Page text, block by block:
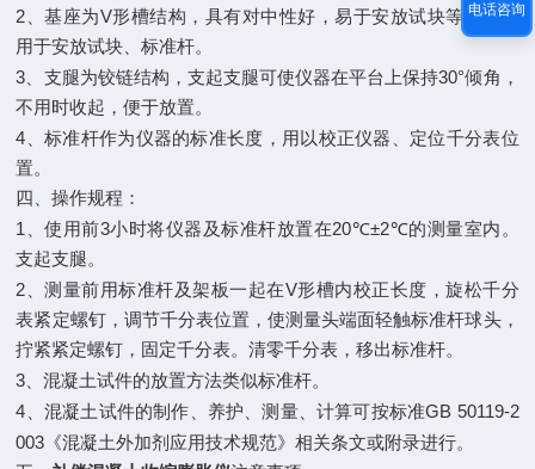
2 、基座为V形槽结构，具有对中性好，易于安放试块等优点，
用于安放试块、标准杆。
3 、支腿为铰链结构，支起支腿可使仪器在平台上保持30°倾角，
不用时收起，便于放置。
4 、标准杆作为仪器的标准长度，用以校正仪器、定位千分表位
置。
四、操作规程：
1 、使用前3小时将仪器及标准杆放置在20℃±2℃的测量室内。
支起支腿。
2 、测量前用标准杆及架板一起在V形槽内校正长度，旋松千分
表紧定螺钉，调节千分表位置，使测量头端面轻触标准杆球头，
拧紧紧定螺钉，固定千分表。清零千分表，移出标准杆。
3 、混凝土试件的放置方法类似标准杆。
4 、混凝土试件的制作、养护、测量、计算可按标准GB 50119-2
003 《混凝土外加剂应用技术规范》相关条文或附录进行。
电话咨询